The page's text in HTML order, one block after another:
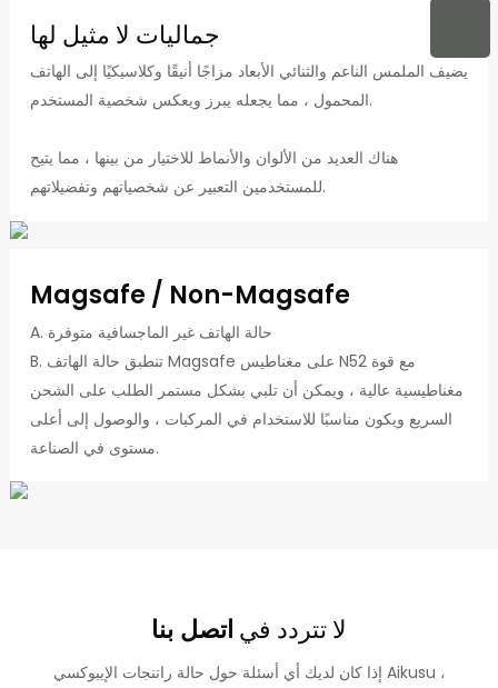
يضيف الملمس الناعم والثنائي الأبعاد مزاجًا أنيقًا وكلاسيكيًا إلى الهاتف
المحمول ، مما يجعله يبرز ويعكس شخصية المستخدم.
هناك العديد من الألوان والأنماط للاختيار من بينها ، مما يتيح
للمستخدمين التعبير عن شخصياتهم وتفضيلاتهم.
Magsafe / Non-Magsafe
A. حالة الهاتف غير الماجسافية متوفرة
B. تنطبق حالة الهاتف Magsafe على مغناطيس N52 مع قوة
مغناطيسية عالية ، ويمكن أن تلبي بشكل مستمر الطلب على الشحن
السريع ويكون مناسبًا للاستخدام في المركبات ، والوصول إلى أعلى
مستوى في الصناعة.
لا تتردد في اتصل بنا
إذا كان لديك أي أسئلة حول حالة راتنجات الإيبوكسي Aikusu ،